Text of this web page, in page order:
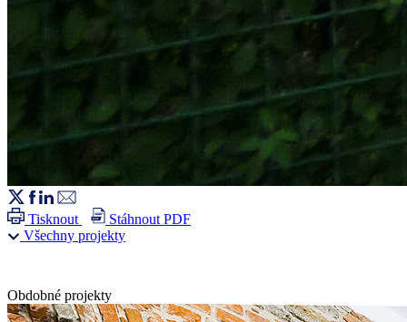
Tisknout
Stáhnout PDF
Všechny projekty
Obdobné projekty